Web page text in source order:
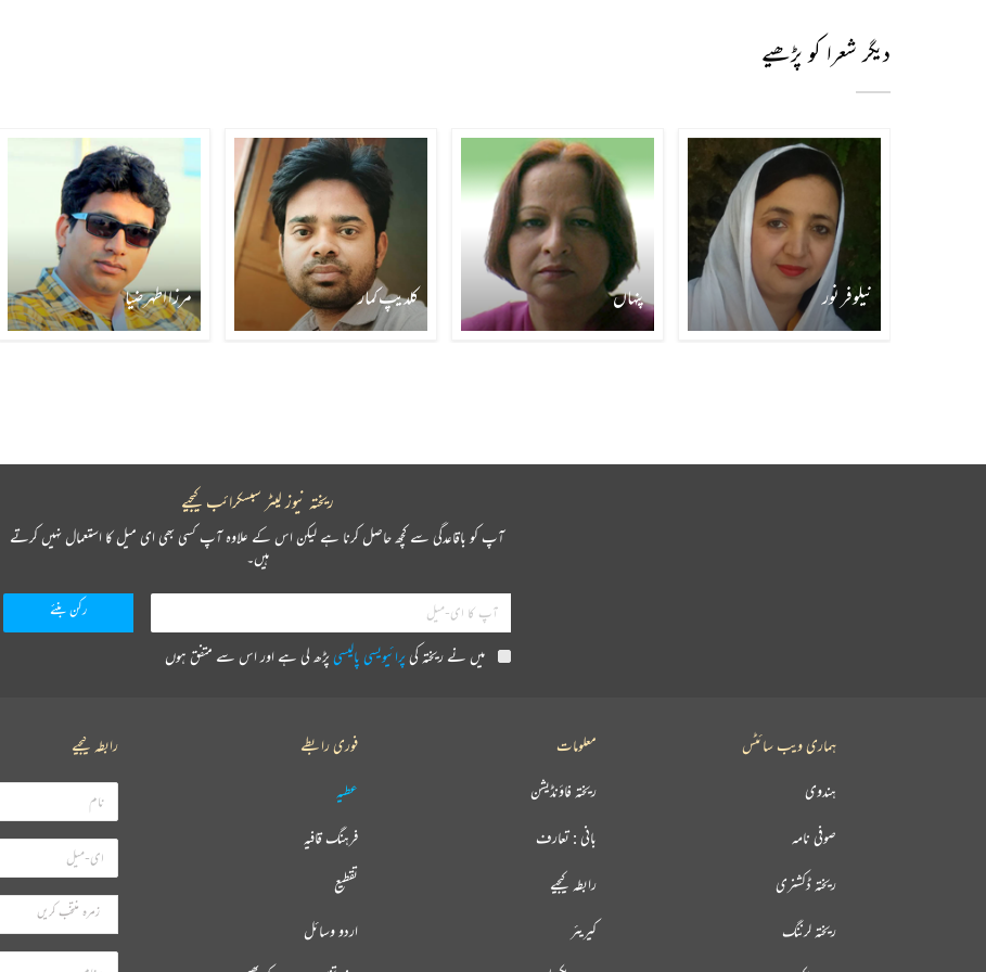
دیگر شعرا کو پڑھیے
نیلوفر نور پنہاں کلدیپ کمار مرزا اطہر ضیا
ریختہ نیوز لیٹر سبسکرائب کیجیے
آپ کو باقاعدگی سے کچھ حاصل کرنا ہے لیکن اس کے علاوہ آپ کسی بھی ای میل کا استعمال نہیں کرتے
ہیں۔
میں نے ریختہ کیپرائیویسی پالیسیپڑھ لی ہے اور اس سے متفق ہوں
فوری رابطے
عطیہ
فرہنگ قافیہ
تقطیع
اردو وسائل
معلومات
ریختہ فاؤنڈیشن
بانی : تعارف
رابطہ کیجیے
کیریئر
ہماری ویب سائٹس
ہندوی
صوفی نامہ
ریختہ ڈکشنری
ریختہ لرننگ
رابطہ کیجیے